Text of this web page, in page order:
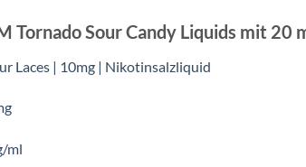
Tornado Sour Candy Liquids mit 20
Laces | 10mg | Nikotinsalzliquid
ml